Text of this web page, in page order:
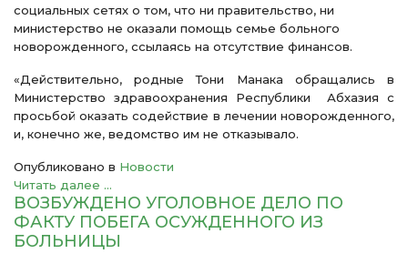
социальных сетях о том, что ни правительство, ни
министерство не оказали помощь семье больного
новорожденного, ссылаясь на отсутствие финансов.
«Действительно, родные Тони Манака обращались в
Министерство здравоохранения Республики Абхазия с
просьбой оказать содействие в лечении новорожденного,
и, конечно же, ведомство им не отказывало.
Опубликовано в Новости
Читать далее ...
ВОЗБУЖДЕНО УГОЛОВНОЕ ДЕЛО ПО
ФАКТУ ПОБЕГА ОСУЖДЕННОГО ИЗ
БОЛЬНИЦЫ